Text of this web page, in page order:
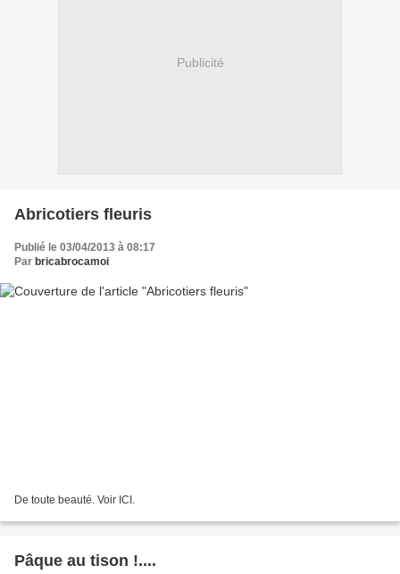
Publicité
Abricotiers fleuris
Publié le 03/04/2013 à 08:17
Par bricabrocamoi
De toute beauté. Voir ICI.
Pâque au tison !....